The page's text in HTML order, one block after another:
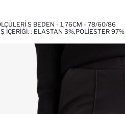
S BEDEN - 1,76CM - 78/60/86
İÇERIĞI: : ELASTAN 3%,POLIESTER 97%